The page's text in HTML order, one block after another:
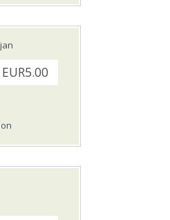
EUR5.00